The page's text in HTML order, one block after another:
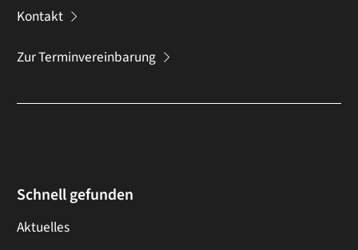
Kontakt
Zur Terminvereinbarung
Schnell gefunden
Aktuelles